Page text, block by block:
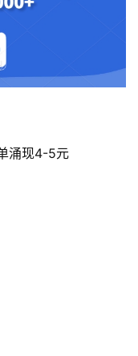
涌现4-5元